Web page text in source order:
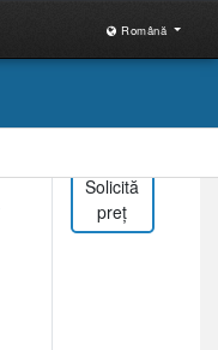
Română
Solicită
preț